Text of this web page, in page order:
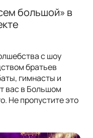
большой» в
с шоу
братьев
гимнасты и
вас в Большом
Не пропустите это